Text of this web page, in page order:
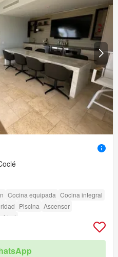
Cocina equipada Cocina integral
Piscina Ascensor